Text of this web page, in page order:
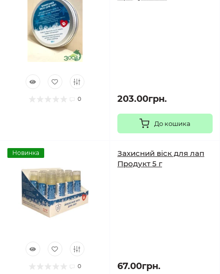
0 203.00грн.
До кошика
Новинка
0
Захисний віск для лап
Продукт 5 г
67.00грн.